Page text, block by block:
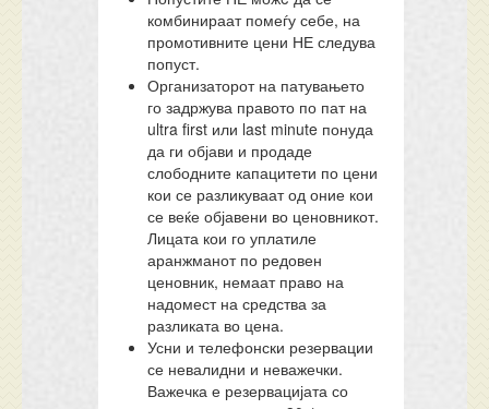
комбинираат помеѓу себе, на
промотивните цени НЕ следува
попуст.
Организаторот на патувањето
го задржува правото по пат на
ultra first или last minute понуда
да ги објави и продаде
слободните капацитети по цени
кои се разликуваат од оние кои
се веќе објавени во ценовникот.
Лицата кои го уплатиле
аранжманот по редовен
ценовник, немаат право на
надомест на средства за
разликата во цена.
Усни и телефонски резервации
се невалидни и неважечки.
Важечка е резервацијата со